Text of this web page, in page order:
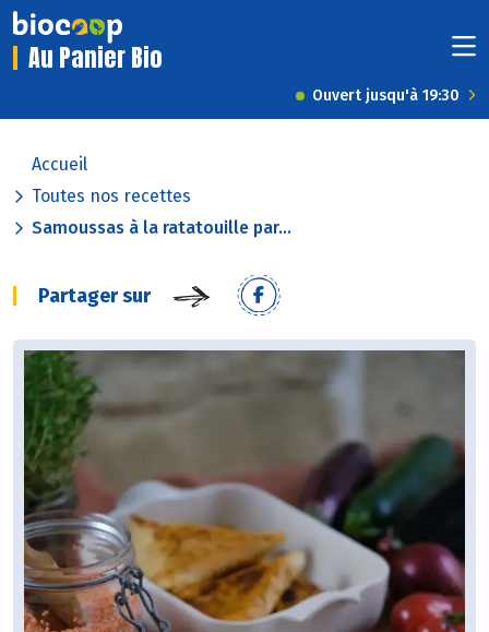
Au Panier Bio
Ouvert jusqu'à 19:30
Accueil
Toutes nos recettes
Samoussas à la ratatouille par...
Partager sur